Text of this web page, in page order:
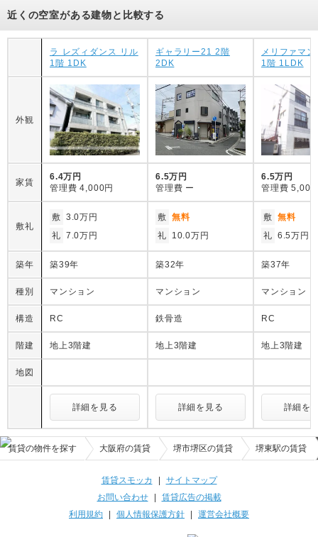
近くの空室がある建物と比較する
ラ レズィダンス リル
1階 1DK
ギャラリー21 2階
2DK
メリファマ
1階 1LDK
外観
家賃
6.4万円
管理費 4,000円
6.5万円
管理費 ー
6.5万円
管理費 5,000
敷礼
敷 3.0万円
礼 7.0万円
敷 無料
礼
10.0万円
敷 無料
礼 6.5万円
築年 築39年 築32年 築37年
種別 マンション マンション マンション
構造 RC 鉄骨造 RC
階建 地上3階建 地上3階建 地上3階建
地図
詳細を見る 詳細を見る 詳細を
賃貸の物件を探す 大阪府の賃貸 堺市堺区の賃貸 堺東駅の賃貸
賃貸スモッカ
サイトマップ
お問い合わせ| 賃貸広告の掲載
利用規約
個人情報保護方針 運営会社概要